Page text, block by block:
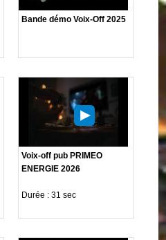
Bande démo Voix-Off 2025
Voix-off pub PRIMEO
ENERGIE 2026
Durée : 31 sec